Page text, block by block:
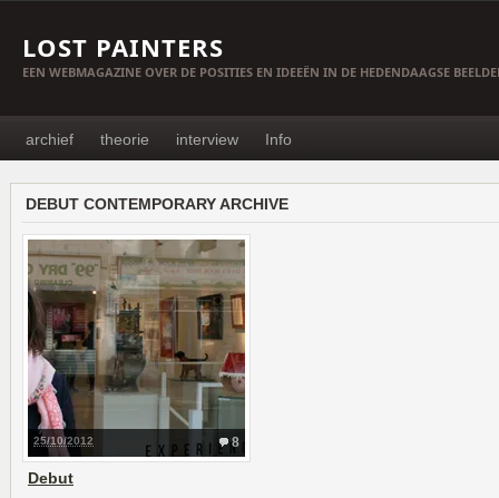
LOST PAINTERS
EEN WEBMAGAZINE OVER DE POSITIES EN IDEEËN IN DE HEDENDAAGSE
archief theorie interview Info
DEBUT CONTEMPORARY ARCHIVE
8
25/10/2012
Debut